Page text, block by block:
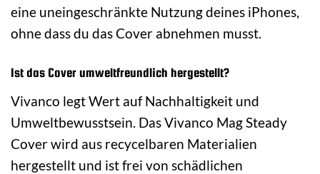
eine uneingeschränkte Nutzung deines iPhones,
ohne dass du das Cover abnehmen musst.
Ist das Cover umweltfreundlich hergestellt?
Vivanco legt Wert auf Nachhaltigkeit und
Umweltbewusstsein. Das Vivanco Mag Steady
Cover wird aus recycelbaren Materialien
hergestellt und ist frei von schädlichen